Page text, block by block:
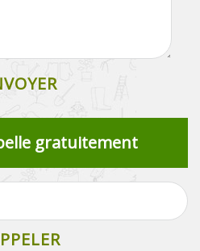
gratuitement